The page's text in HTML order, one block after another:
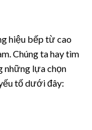
hiệu bếp từ cao
Chúng ta hay tìm
những lựa chọn
tố dưới đây: